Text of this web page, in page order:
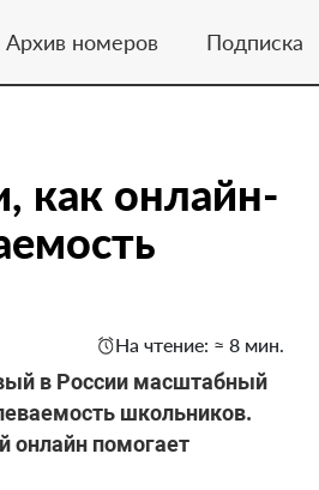
Архив номеров Подписка
как онлайн-
На чтение: ≈ 8 мин.
в России масштабный
школьников.
онлайн помогает